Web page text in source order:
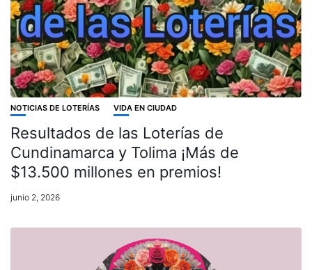
NOTICIAS DE LOTERÍAS VIDA EN CIUDAD
Resultados de las Loterías de
Cundinamarca y Tolima ¡Más de
$13.500 millones en premios!
junio 2, 2026